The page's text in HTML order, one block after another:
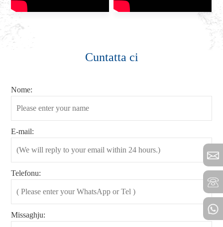
Cuntatta ci
Nome:
E-mail:
Telefonu:
Missaghju: